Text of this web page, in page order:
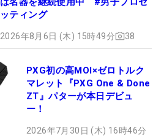
ッティング
2026年8月6日 (木) 15時49分 38
PXG初の高MOI×ゼロトルク
マレット『PXG One & Done
ZT』パターが本日デビュ
ー！
2026年7月30日 (木) 16時46分